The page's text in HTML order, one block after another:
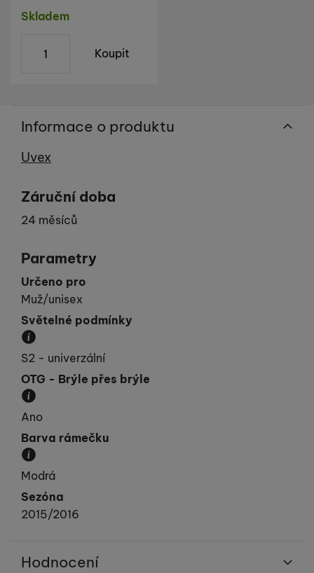
Dostupnost
Skladem
Koupit
Informace o produktu
Výrobce
Uvex
Záruční doba
24 měsíců
Parametry
Určeno pro
Muž/unisex
Světelné podmínky
Popisuje počasí, do kterého jsou brýle určeny.
S2 - univerzální
OTG - Brýle přes brýle
Brýle vybavené OTG (Over The Glasses), lze
Ano
Barva rámečku
Převládající barva rámečku.
Modrá
Sezóna
2015/2016
Hodnocení